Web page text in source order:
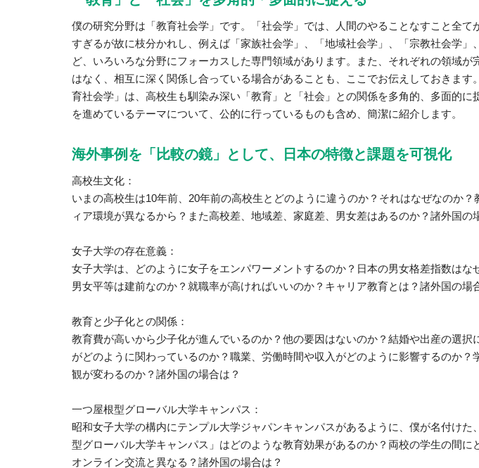
僕の研究分野は「教育社会学」です。「社会学」では、人間のやることなすこと全て
すぎるが故に枝分かれし、例えば「家族社会学」、「地域社会学」、「宗教社会学」
ど、いろいろな分野にフォーカスした専門領域があります。また、それぞれの領域が
はなく、相互に深く関係し合っている場合があることも、ここでお伝えしておきます
育社会学」は、高校生も馴染み深い「教育」と「社会」との関係を多角的、多面的に
を進めているテーマについて、公的に行っているものも含め、簡潔に紹介します。
海外事例を「比較の鏡」として、日本の特徴と課題を可視化
高校生文化：
いまの高校生は10年前、20年前の高校生とどのように違うのか？それはなぜなのか
ィア環境が異なるから？また高校差、地域差、家庭差、男女差はあるのか？諸外国の
女子大学の存在意義：
女子大学は、どのように女子をエンパワーメントするのか？日本の男女格差指数はな
男女平等は建前なのか？就職率が高ければいいのか？キャリア教育とは？諸外国の場
教育と少子化との関係：
教育費が高いから少子化が進んでいるのか？他の要因はないのか？結婚や出産の選択
がどのように関わっているのか？職業、労働時間や収入がどのように影響するのか？
観が変わるのか？諸外国の場合は？
一つ屋根型グローバル大学キャンパス：
昭和女子大学の構内にテンプル大学ジャパンキャンパスがあるように、僕が名付けた
型グローバル大学キャンパス」はどのような教育効果があるのか？両校の学生の間に
オンライン交流と異なる？諸外国の場合は？